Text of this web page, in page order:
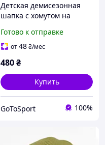
Детская демисезонная
шапка с хомутом на
отворотом весна осень
ОГ 50-54 см комплект
Готово к отправке
от48₴/мес
480₴
Купить
GoToSport 100%